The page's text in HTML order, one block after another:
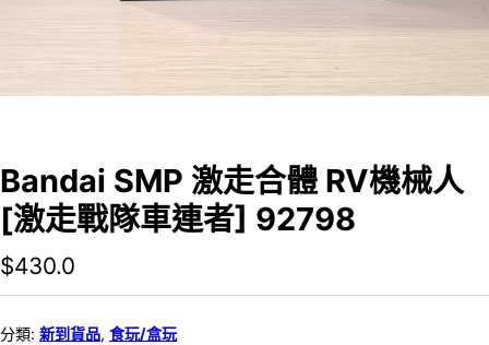
Bandai SMP 激走合體 RV機械人
[激走戰隊車連者] 92798
$430.0
分類: 新到貨品, 食玩/盒玩